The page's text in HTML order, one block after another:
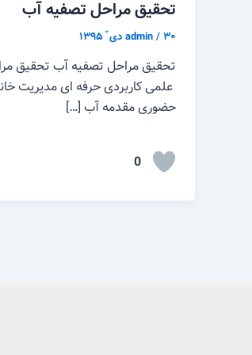
تحقیق مراحل تصفیه آب
admin/۳۰ دی ّ ۱۳۹۵
تحقیق مراحل تصفیه آب تحقیق
علمی کاربردی حرفه ای مدیریت
حضوری مقدمه آب […]
0